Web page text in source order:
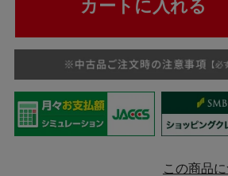
この商品